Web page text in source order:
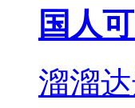
国人
溜溜